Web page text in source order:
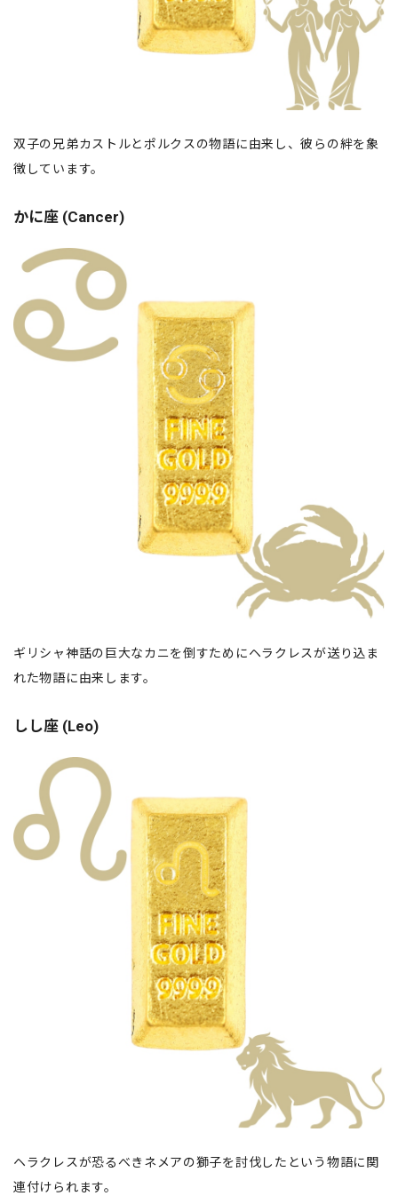
双子の兄弟カストルとポルクスの物語に由来し、彼らの絆を象
徴しています。
かに座 (Cancer)
ギリシャ神話の巨大なカニを倒すためにヘラクレスが送り込ま
れた物語に由来します。
しし座 (Leo)
ヘラクレスが恐るべきネメアの獅子を討伐したという物語に関
連付けられます。